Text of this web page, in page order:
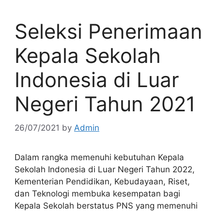
Seleksi Penerimaan
Kepala Sekolah
Indonesia di Luar
Negeri Tahun 2021
26/07/2021 by Admin
Dalam rangka memenuhi kebutuhan Kepala
Sekolah Indonesia di Luar Negeri Tahun 2022,
Kementerian Pendidikan, Kebudayaan, Riset,
dan Teknologi membuka kesempatan bagi
Kepala Sekolah berstatus PNS yang memenuhi